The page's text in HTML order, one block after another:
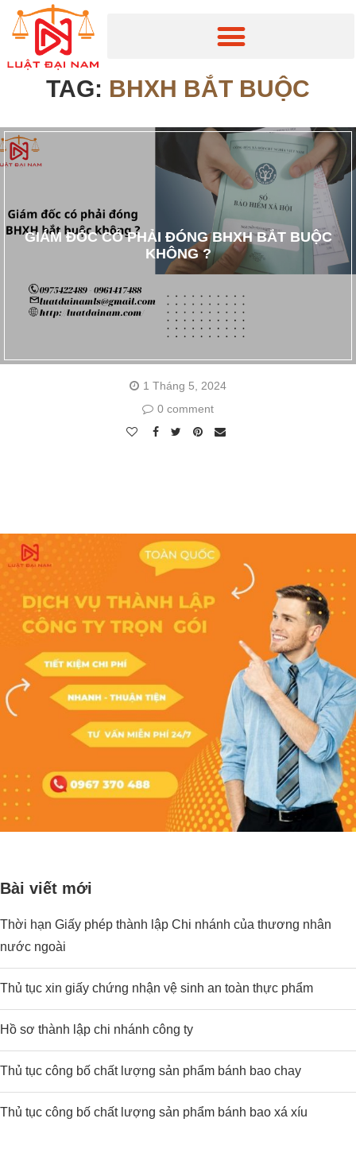
TAG: BHXH BẮT BUỘC
GIÁM ĐỐC CÓ PHẢI ĐÓNG BHXH BẮT BUỘC
KHÔNG ?
1 Tháng 5, 2024
0 comment
Bài viết mới
Thời hạn Giấy phép thành lập Chi nhánh của thương nhân
nước ngoài
Thủ tục xin giấy chứng nhận vệ sinh an toàn thực phẩm
Hồ sơ thành lập chi nhánh công ty
Thủ tục công bố chất lượng sản phẩm bánh bao chay
Thủ tục công bố chất lượng sản phẩm bánh bao xá xíu